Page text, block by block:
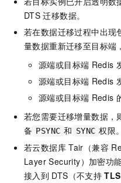
DTS 迁移数据。
若在数据迁移过程中出现
量数据重新迁移至目标端
源端或目标端 Redis
源端或目标端 Redis
源端或目标端 Redis
若您需要迁移增量数据，
备 PSYNC 和 SYNC 权限。
若云数据库 Tair（兼容
Layer Security）加密功
接入到 DTS（不支持